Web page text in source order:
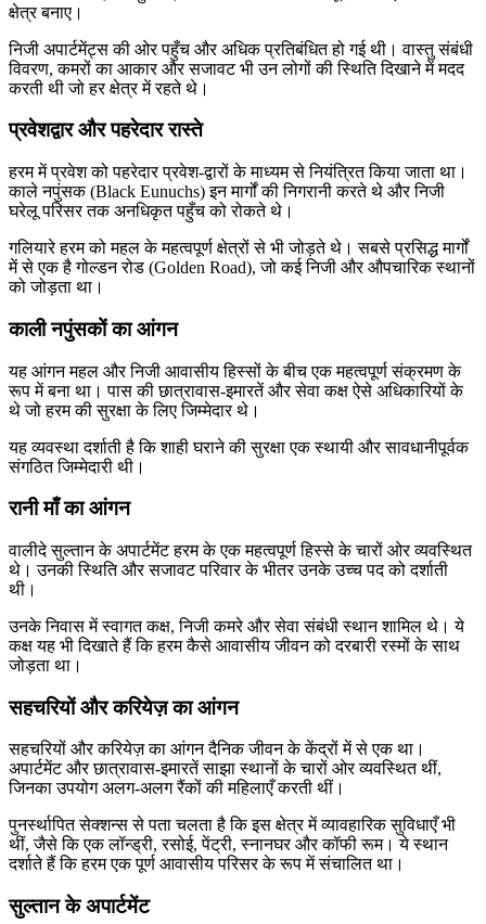
क्षेत्र बनाए।
निजी अपार्टमेंट्स की ओर पहुँच और अधिक प्रतिबंधित हो गई थी। वास्तु संबंधी
विवरण, कमरों का आकार और सजावट भी उन लोगों की स्थिति दिखाने में मदद
करती थी जो हर क्षेत्र में रहते थे।
प्रवेशद्वार और पहरेदार रास्ते
हरम में प्रवेश को पहरेदार प्रवेश-द्वारों के माध्यम से नियंत्रित किया जाता था।
काले नपुंसक (Black Eunuchs) इन मार्गों की निगरानी करते थे और निजी
घरेलू परिसर तक अनधिकृत पहुँच को रोकते थे।
गलियारे हरम को महल के महत्वपूर्ण क्षेत्रों से भी जोड़ते थे। सबसे प्रसिद्ध मार्गों
में से एक है गोल्डन रोड (Golden Road), जो कई निजी और औपचारिक स्थानों
को जोड़ता था।
काली नपुंसकों का आंगन
यह आंगन महल और निजी आवासीय हिस्सों के बीच एक महत्वपूर्ण संक्रमण के
रूप में बना था। पास की छात्रावास-इमारतें और सेवा कक्ष ऐसे अधिकारियों के
थे जो हरम की सुरक्षा के लिए जिम्मेदार थे।
यह व्यवस्था दर्शाती है कि शाही घराने की सुरक्षा एक स्थायी और सावधानीपूर्वक
संगठित जिम्मेदारी थी।
रानी माँ का आंगन
वालीदे सुल्तान के अपार्टमेंट हरम के एक महत्वपूर्ण हिस्से के चारों ओर व्यवस्थित
थे। उनकी स्थिति और सजावट परिवार के भीतर उनके उच्च पद को दर्शाती
थी।
उनके निवास में स्वागत कक्ष, निजी कमरे और सेवा संबंधी स्थान शामिल थे। ये
कक्ष यह भी दिखाते हैं कि हरम कैसे आवासीय जीवन को दरबारी रस्मों के साथ
जोड़ता था।
सहचरियों और करियेज़ का आंगन
सहचरियों और करियेज़ का आंगन दैनिक जीवन के केंद्रों में से एक था।
अपार्टमेंट और छात्रावास-इमारतें साझा स्थानों के चारों ओर व्यवस्थित थीं,
जिनका उपयोग अलग-अलग रैंकों की महिलाएँ करती थीं।
पुनर्स्थापित सेक्शन्स से पता चलता है कि इस क्षेत्र में व्यावहारिक सुविधाएँ भी
थीं, जैसे कि एक लॉन्ड्री, रसोई, पेंट्री, स्नानघर और कॉफी रूम। ये स्थान
दर्शाते हैं कि हरम एक पूर्ण आवासीय परिसर के रूप में संचालित था।
सुल्तान के अपार्टमेंट